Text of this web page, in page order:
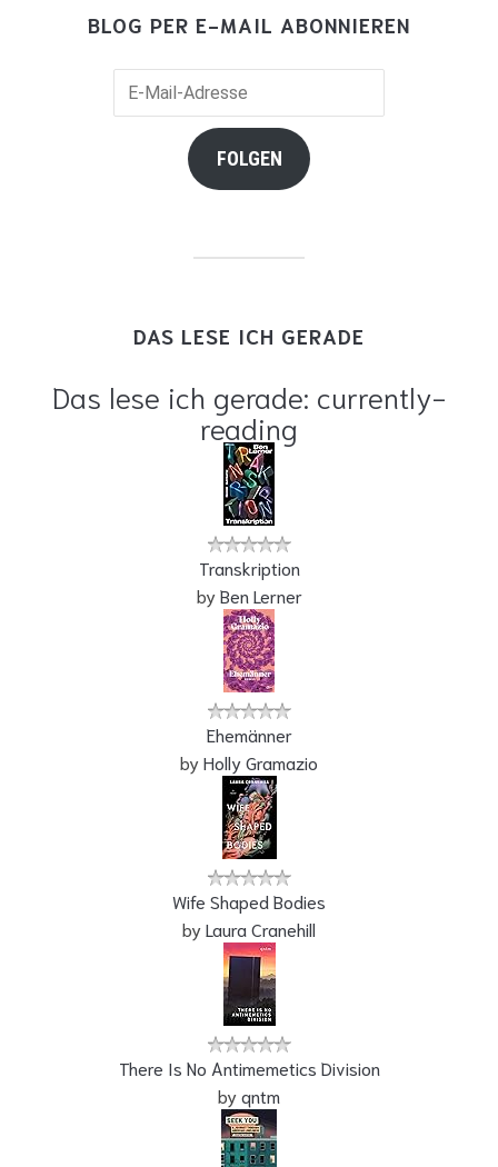
BLOG PER E-MAIL ABONNIEREN
FOLGEN
DAS LESE ICH GERADE
Das lese ich gerade: currently-
reading
Transkription
byBen Lerner
Ehemänner
byHolly Gramazio
Wife Shaped Bodies
byLaura Cranehill
There Is No Antimemetics Division
byqntm